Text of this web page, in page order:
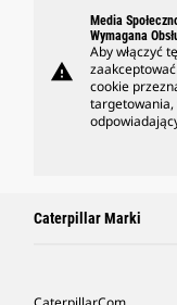
warning
Media
Wymagana
Aby włączyć
cookie
targetowania,
Caterpillar Marki